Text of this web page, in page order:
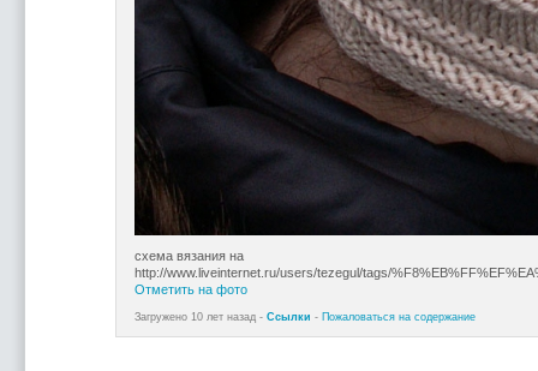
схема вязания на
http://www.liveinternet.ru/users/tezegul/tags/
Отметить на фото
Загружено 10 лет назад - Ссылки - Пожаловаться на содержание